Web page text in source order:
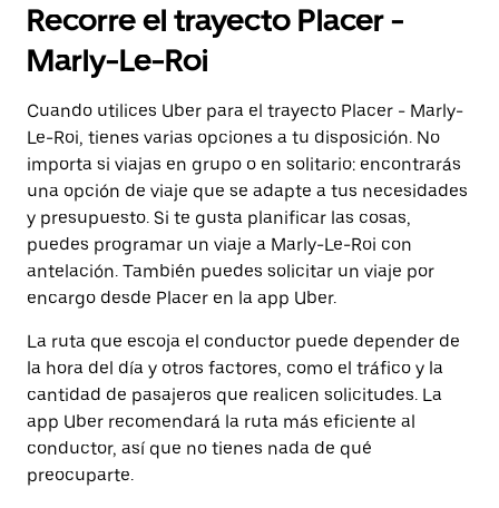
Recorre el trayecto Placer -
Marly-Le-Roi
Cuando utilices Uber para el trayecto Placer - Marly-
Le-Roi, tienes varias opciones a tu disposición. No
importa si viajas en grupo o en solitario: encontrarás
una opción de viaje que se adapte a tus necesidades
y presupuesto. Si te gusta planificar las cosas,
puedes programar un viaje a Marly-Le-Roi con
antelación. También puedes solicitar un viaje por
encargo desde Placer en la app Uber.
La ruta que escoja el conductor puede depender de
la hora del día y otros factores, como el tráfico y la
cantidad de pasajeros que realicen solicitudes. La
app Uber recomendará la ruta más eficiente al
conductor, así que no tienes nada de qué
preocuparte.